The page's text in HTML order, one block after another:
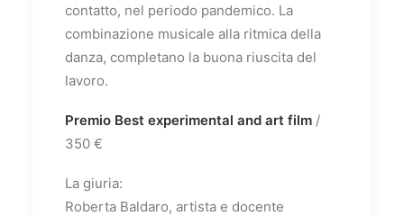
contatto, nel periodo pandemico. La
combinazione musicale alla ritmica della
danza, completano la buona riuscita del
lavoro.
Premio Best experimental and art film /
350 €
La giuria:
Roberta Baldaro, artista e docente